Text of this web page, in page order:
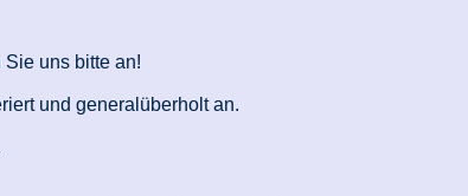
uns bitte an!
und generalüberholt an.